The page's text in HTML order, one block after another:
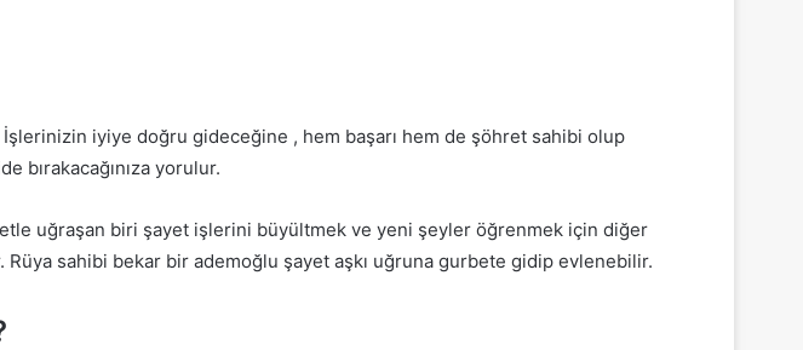
iyiye doğru gideceğine , hem başarı hem de şöhret sahibi olup
bırakacağınıza yorulur.
uğraşan biri şayet işlerini büyültmek ve yeni şeyler öğrenmek için diğer
sahibi bekar bir ademoğlu şayet aşkı uğruna gurbete gidip evlenebilir.